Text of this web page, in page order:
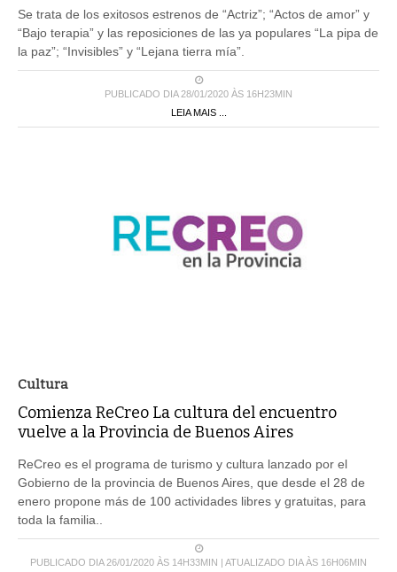
Se trata de los exitosos estrenos de “Actriz”; “Actos de amor” y
“Bajo terapia” y las reposiciones de las ya populares “La pipa de
la paz”; “Invisibles” y “Lejana tierra mía”.
PUBLICADO DIA 28/01/2020 ÀS 16H23MIN
LEIA MAIS ...
Cultura
Comienza ReCreo La cultura del encuentro
vuelve a la Provincia de Buenos Aires
ReCreo es el programa de turismo y cultura lanzado por el
Gobierno de la provincia de Buenos Aires, que desde el 28 de
enero propone más de 100 actividades libres y gratuitas, para
toda la familia..
PUBLICADO DIA 26/01/2020 ÀS 14H33MIN | ATUALIZADO DIA ÀS 16H06MIN